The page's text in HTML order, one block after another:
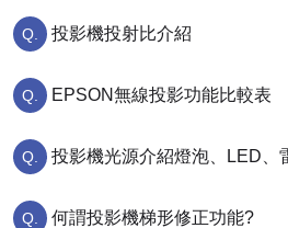
投影機投射比介紹
EPSON無線投影功能比較表
投影機光源介紹燈泡、LED、
何謂投影機梯形修正功能?